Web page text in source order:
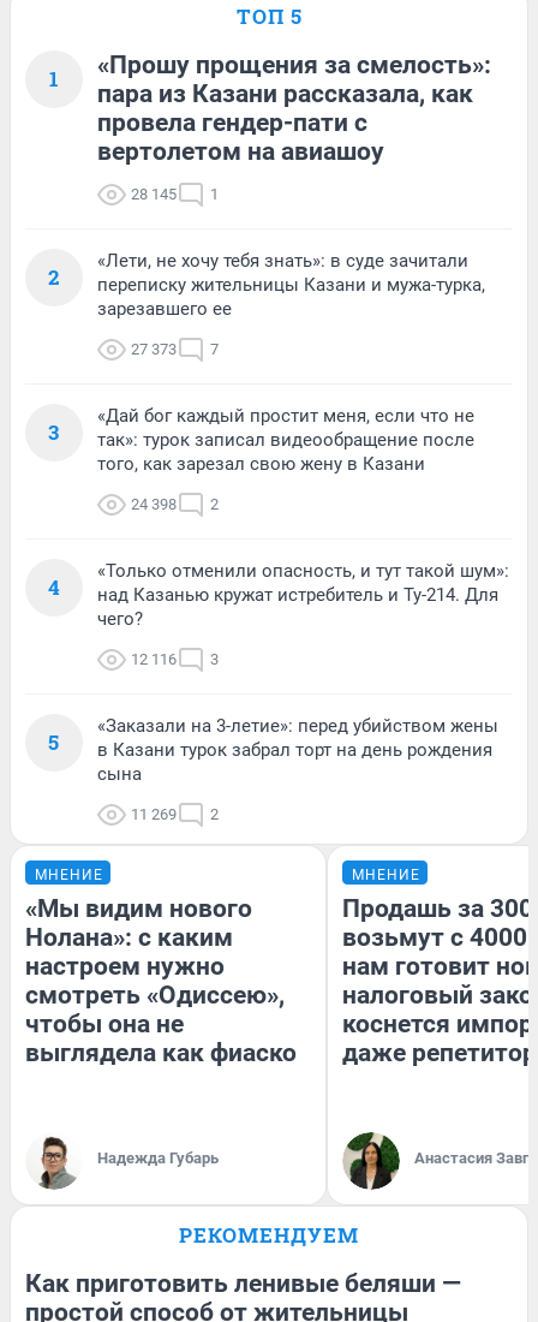
ТОП 5
1
«Прошу прощения за смелость»:
пара из Казани рассказала, как
провела гендер-пати с
вертолетом на авиашоу
28 145 1
2
«Лети, не хочу тебя знать»: в суде зачитали
переписку жительницы Казани и мужа-турка,
зарезавшего ее
27 373 7
3
«Дай бог каждый простит меня, если что не
так»: турок записал видеообращение после
того, как зарезал свою жену в Казани
24 398 2
4
«Только отменили опасность, и тут такой шум»:
над Казанью кружат истребитель и Ту-214. Для
чего?
12 116 3
5
«Заказали на 3-летие»: перед убийством жены
в Казани турок забрал торт на день рождения
сына
11 269 2
МНЕНИЕ
«Мы видим нового
Нолана»: с каким
настроем нужно
смотреть «Одиссею»,
чтобы она не
выглядела как фиаско
Надежда Губарь
МНЕНИЕ
Продашь за
возьмут с
нам готовит
налоговый
коснется
даже
Анастасия
РЕКОМЕНДУЕМ
Как приготовить ленивые беляши —
простой способ от жительницы